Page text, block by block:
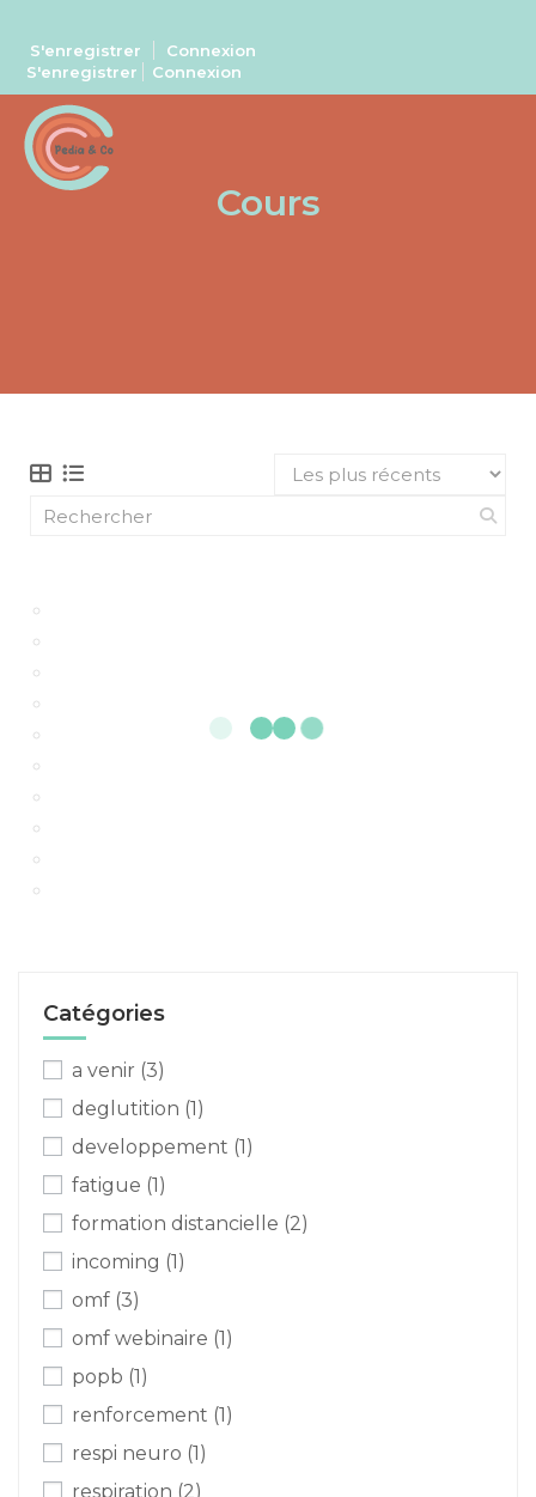
S'enregistrer
Connexion
S'enregistrer
Connexion
Cours
Catégories
a venir (3)
deglutition (1)
developpement (1)
fatigue (1)
formation distancielle (2)
incoming (1)
omf (3)
omf webinaire (1)
popb (1)
renforcement (1)
respi neuro (1)
respiration (2)